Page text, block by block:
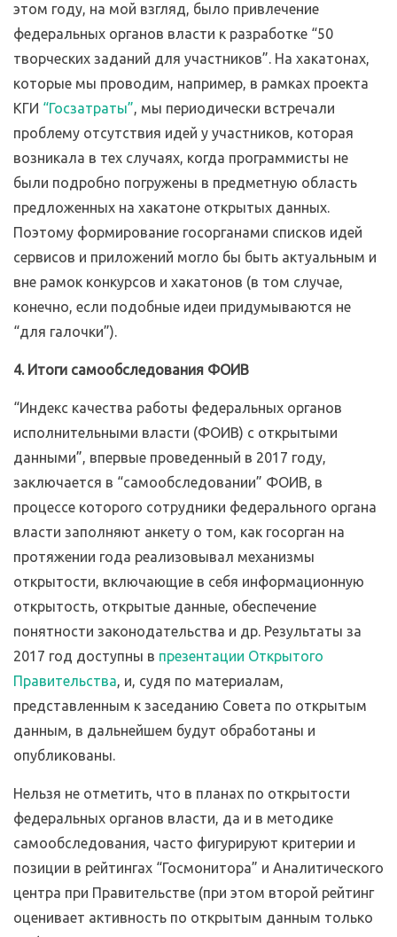
этом году, на мой взгляд, было привлечение
федеральных органов власти к разработке “50
творческих заданий для участников”. На хакатонах,
которые мы проводим, например, в рамках проекта
КГИ “Госзатраты”, мы периодически встречали
проблему отсутствия идей у участников, которая
возникала в тех случаях, когда программисты не
были подробно погружены в предметную область
предложенных на хакатоне открытых данных.
Поэтому формирование госорганами списков идей
сервисов и приложений могло бы быть актуальным и
вне рамок конкурсов и хакатонов (в том случае,
конечно, если подобные идеи придумываются не
“для галочки”).
4. Итоги самообследования ФОИВ
“Индекс качества работы федеральных органов
исполнительными власти (ФОИВ) с открытыми
данными”, впервые проведенный в 2017 году,
заключается в “самообследовании” ФОИВ, в
процессе которого сотрудники федерального органа
власти заполняют анкету о том, как госорган на
протяжении года реализовывал механизмы
открытости, включающие в себя информационную
открытость, открытые данные, обеспечение
понятности законодательства и др. Результаты за
2017 год доступны в презентации Открытого
Правительства, и, судя по материалам,
представленным к заседанию Совета по открытым
данным, в дальнейшем будут обработаны и
опубликованы.
Нельзя не отметить, что в планах по открытости
федеральных органов власти, да и в методике
самообследования, часто фигурируют критерии и
позиции в рейтингах “Госмонитора” и Аналитического
центра при Правительстве (при этом второй рейтинг
оценивает активность по открытым данным только